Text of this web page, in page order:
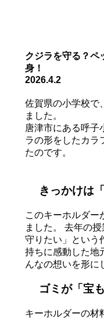
クジラを守る？ペ
身！
2026.4.2
佐賀県の小学校で
ました。
唐津市にある呼子
ラの形をしたカラ
たのです。
きっかけは
このキーホルダー
ました。 去年の
守りたい」という
持ちに感動した地
んなの想いを形に
ゴミが「宝
キーホルダーの材